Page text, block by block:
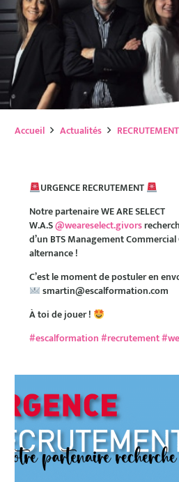
Accueil Actualités
URGENCE RECRUTEMENT
Notre partenaire WE ARE SELECT
W.A.S@weareselect.givors
d’un BTS Management
alternance !
C’est le moment de postuler en
smartin@escalformation.com
À toi de jouer !
#escalformation#recrutement